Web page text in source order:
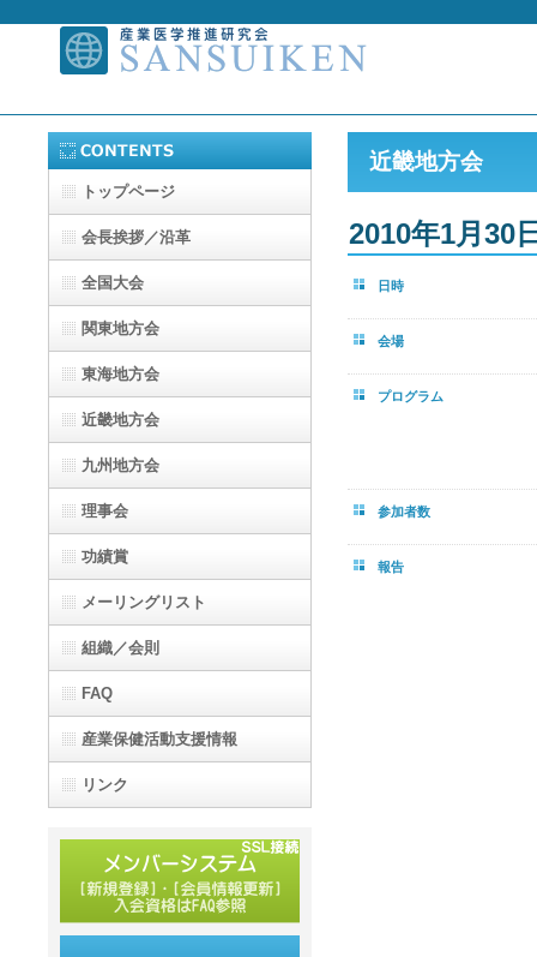
近畿地方会
2010年1月30
日時
会場
プログラム
参加者数
報告
トップページ
会長挨拶／沿革
全国大会
関東地方会
東海地方会
近畿地方会
九州地方会
理事会
功績賞
メーリングリスト
組織／会則
FAQ
産業保健活動支援情報
リンク